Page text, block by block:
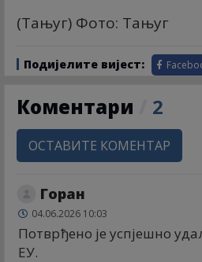
(Тањуг) Фото: Тањуг
Подијелите вијест:
Коментари 2
ОСТАВИТЕ КОМЕНТАР
Горан
04.06.2026 10:03
Потврђено је успјешно
ЕУ.